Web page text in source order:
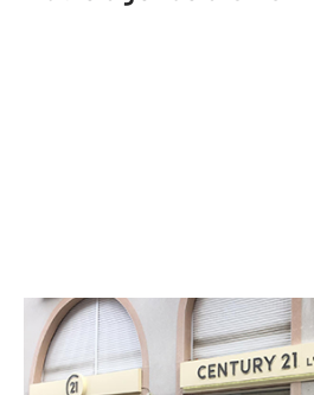
CENTURY 21
16 avenue du